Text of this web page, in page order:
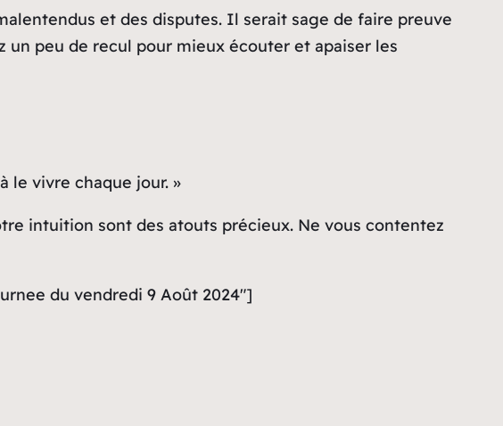
et des disputes. Il serait sage de faire preuve
un peu de recul pour mieux écouter et apaiser les
le vivre chaque jour. »
intuition sont des atouts précieux. Ne vous contentez
du vendredi 9 Août 2024″]